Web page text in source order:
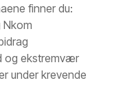
finner du:
Nkom
og ekstremvær
under krevende